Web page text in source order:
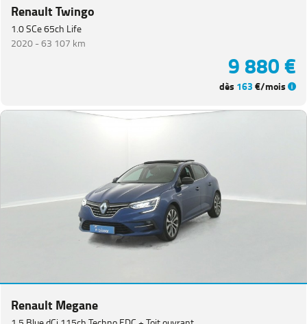
Renault Twingo
1.0 SCe 65ch Life
2020 -63 107 km
9 880 €
dès 163€/mois
Renault Megane